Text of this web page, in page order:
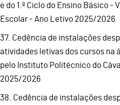
e do 1.º Ciclo do Ensino Básico -
Escolar - Ano Letivo 2025/2026
37. Cedência de instalações
atividades letivas dos cursos na
pelo Instituto Politécnico do
2025/2026
38. Cedência de instalações